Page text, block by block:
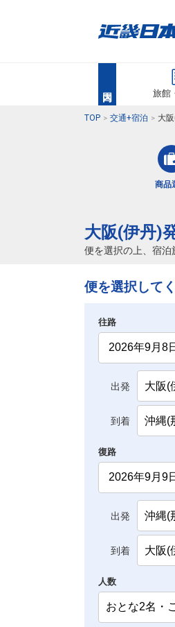
旅館
TOP 交通+宿泊 大
商品
大阪(伊丹)
便を選択の上、宿
便を選択して
往路
出発
到着
復路
出発
到着
人数